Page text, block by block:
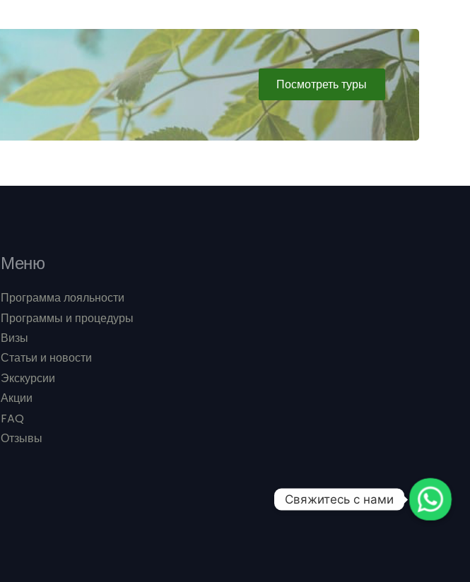
Посмотреть туры
Меню
Программа лояльности
Программы и процедуры
Визы
Статьи и новости
Экскурсии
Акции
FAQ
Отзывы
Свяжитесь с нами